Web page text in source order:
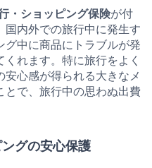
・ショッピング保険が付
内外での旅行中に発生す
グ中に商品にトラブルが発
れます。特に旅行をよく
心感が得られる大きなメ
とで、旅行中の思わぬ出費
グの安心保護